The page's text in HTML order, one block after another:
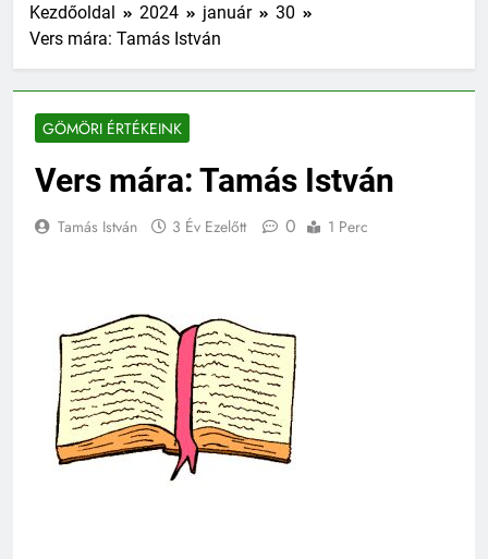
Kezdőoldal 2024 január
30
Vers mára: Tamás István
GÖMÖRI ÉRTÉKEINK
Vers mára: Tamás István
Tamás István 3 Év Ezelőtt 0 1 Perc